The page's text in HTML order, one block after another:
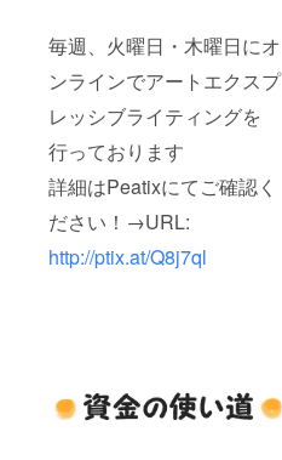
毎週、火曜日・木曜日にオ
ンラインでアートエクスプ
レッシブライティングを
行っております
詳細はPeatixにてご確認く
ださい！→URL:
http://ptix.at/Q8j7ql